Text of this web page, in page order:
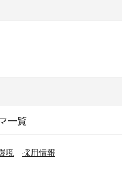
一覧
境 採用情報